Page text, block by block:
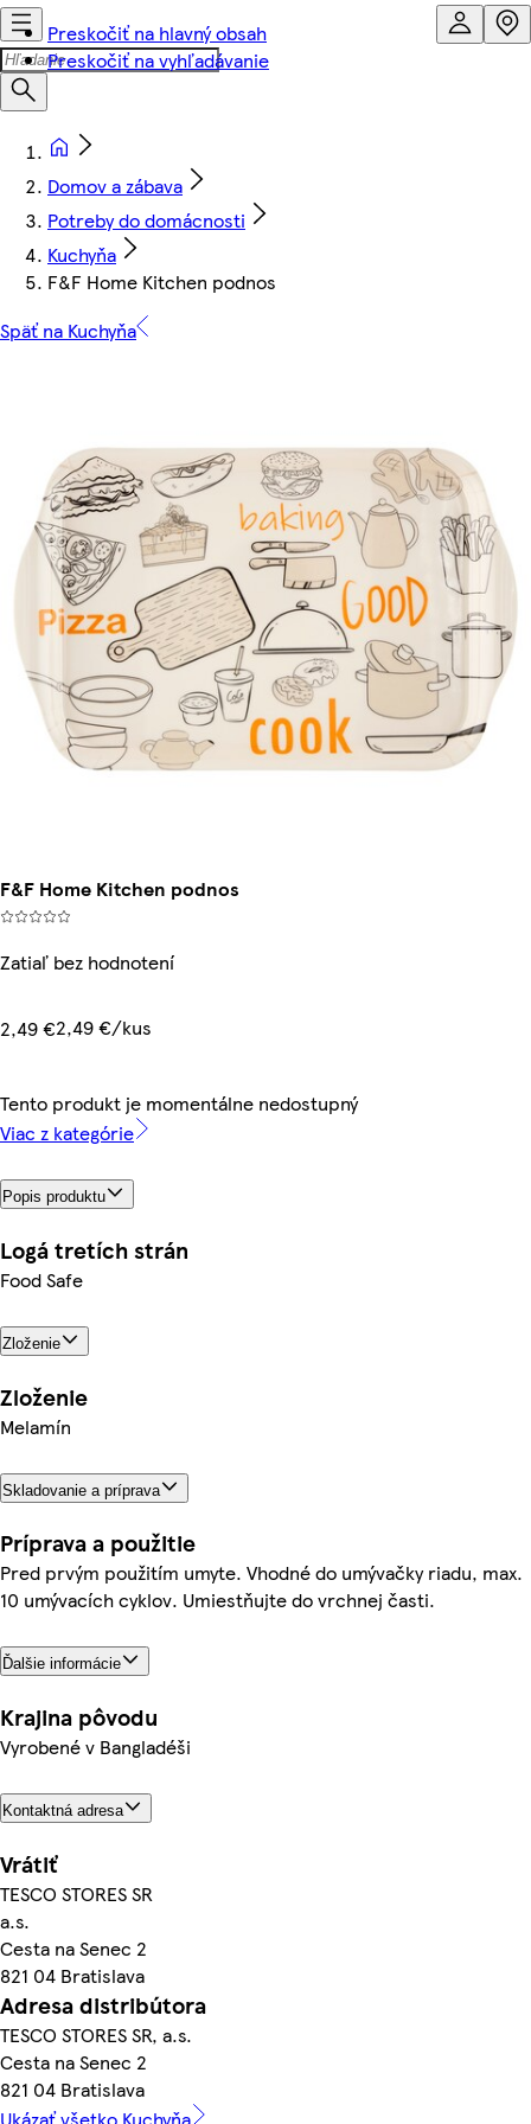
Preskočiť na hlavný obsah
Preskočiť na vyhľadávanie
Domov a zábava
Potreby do domácnosti
Kuchyňa
F&F Home Kitchen podnos
Späť na Kuchyňa
F&F Home Kitchen podnos
Zatiaľ bez hodnotení
2,49 €2,49 €/kus
Tento produkt je momentálne nedostupný
Viac z kategórie
Popis produktu
Logá tretích strán
Food Safe
Zloženie
Zloženie
Melamín
Skladovanie a príprava
Príprava a použitie
Pred prvým použitím umyte. Vhodné do umývačky riadu, max.
10 umývacích cyklov. Umiestňujte do vrchnej časti.
Ďalšie informácie
Krajina pôvodu
Vyrobené v Bangladéši
Kontaktná adresa
Vrátiť
TESCO STORES SR
a.s.
Cesta na Senec 2
821 04 Bratislava
Adresa distribútora
TESCO STORES SR, a.s.
Cesta na Senec 2
821 04 Bratislava